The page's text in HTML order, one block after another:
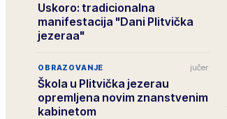
Uskoro: tradicionalna
manifestacija "Dani Plitvička
jezeraa"
OBRAZOVANJE jučer
Škola u Plitvička jezerau
opremljena novim znanstvenim
kabinetom